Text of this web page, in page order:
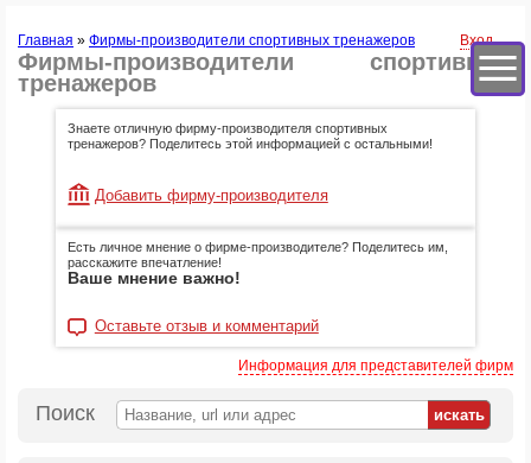
Главная » Фирмы-производители спортивных тренажеров Вход
Фирмы-производители спортивных
тренажеров
Знаете отличную фирму-производителя спортивных
тренажеров? Поделитесь этой информацией с остальными!
Добавить фирму-производителя
Есть личное мнение о фирме-производителе? Поделитесь им,
расскажите впечатление!
Ваше мнение важно!
Оставьте отзыв и комментарий
Информация для представителей фирм
Поиск